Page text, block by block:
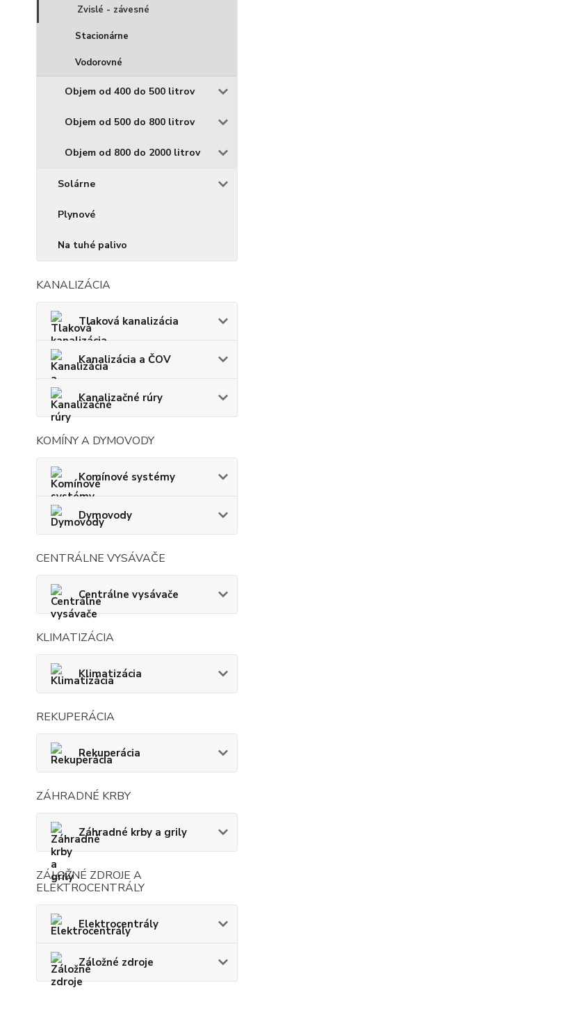
Zvislé - závesné
Stacionárne
Vodorovné
Objem od 400 do 500 litrov
Objem od 500 do 800 litrov
Objem od 800 do 2000 litrov
Solárne
Plynové
Na tuhé palivo
KANALIZÁCIA
Tlaková kanalizácia
Kanalizácia a ČOV
Kanalizačné rúry
KOMÍNY A DYMOVODY
Komínové systémy
Dymovody
CENTRÁLNE VYSÁVAČE
Centrálne vysávače
KLIMATIZÁCIA
Klimatizácia
REKUPERÁCIA
Rekuperácia
ZÁHRADNÉ KRBY
Záhradné krby a grily
ZÁLOŽNÉ ZDROJE A
ELEKTROCENTRÁLY
Elektrocentrály
Záložné zdroje